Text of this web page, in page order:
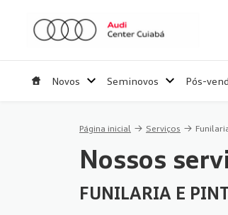
Novos Seminovos Pós-
Página inicial Serviços
Nossos
FUNILARIA E